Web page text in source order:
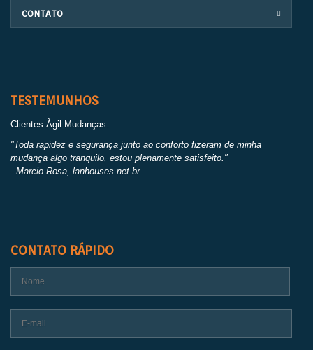
CONTATO
TESTEMUNHOS
Clientes Àgil Mudanças.
"Toda rapidez e segurança junto ao conforto fizeram de minha
mudança algo tranquilo, estou plenamente satisfeito."
- Marcio Rosa, lanhouses.net.br
CONTATO RÁPIDO